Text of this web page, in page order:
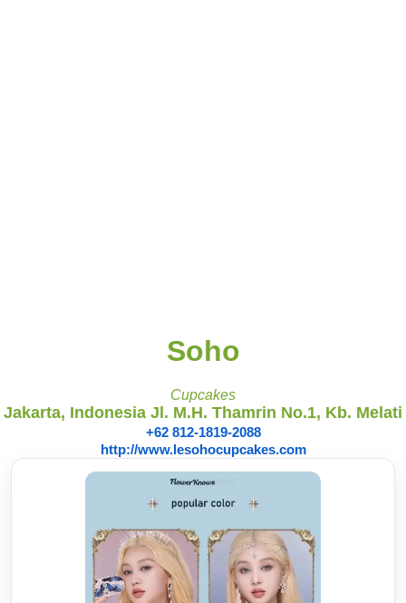
Soho
Cupcakes
Jakarta, Indonesia Jl. M.H. Thamrin No.1, Kb. Melati
+62 812-1819-2088
http://www.lesohocupcakes.com